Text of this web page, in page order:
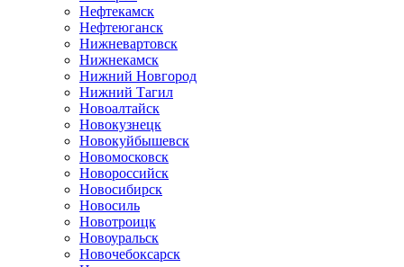
Нефтекамск
Нефтеюганск
Нижневартовск
Нижнекамск
Нижний Новгород
Нижний Тагил
Новоалтайск
Новокузнецк
Новокуйбышевск
Новомосковск
Новороссийск
Новосибирск
Новосиль
Новотроицк
Новоуральск
Новочебоксарск